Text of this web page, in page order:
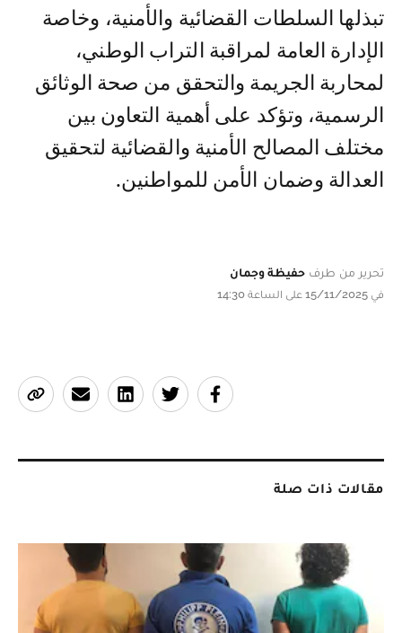
تبذلها السلطات القضائية والأمنية، وخاصة
الإدارة العامة لمراقبة التراب الوطني،
لمحاربة الجريمة والتحقق من صحة الوثائق
الرسمية، وتؤكد على أهمية التعاون بين
مختلف المصالح الأمنية والقضائية لتحقيق
العدالة وضمان الأمن للمواطنين.
تحرير من طرف حفيظة وجمان
في 15/11/2025 على الساعة 14:30
مقالات ذات صلة